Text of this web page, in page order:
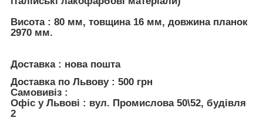
Висота : 80 мм, товщина 16 мм, довжина планок
2970 мм.
Доставка : нова пошта
Доставка по Львову : 500 грн
Самовивіз :
Офіс у Львові : вул. Промислова 50\52, будівля
2